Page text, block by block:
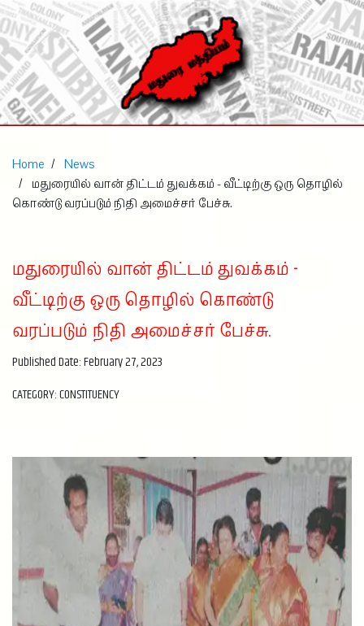
Home
News
மதுரையில் வான் திட்டம் துவக்கம் - வீட்டிற்கு ஒரு தொழில்
கொண்டு வரப்படும் நிதி அமைச்சர் பேச்சு.
மதுரையில் வான் திட்டம் துவக்கம் -
வீட்டிற்கு ஒரு தொழில் கொண்டு
வரப்படும் நிதி அமைச்சர் பேச்சு.
Published Date: February 27, 2023
CATEGORY: CONSTITUENCY